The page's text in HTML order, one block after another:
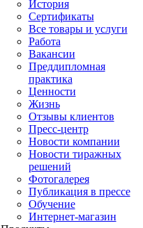
История
Сертификаты
Все товары и услуги
Работа
Вакансии
Преддипломная
практика
Ценности
Жизнь
Отзывы клиентов
Пресс-центр
Новости компании
Новости тиражных
решений
Фотогалерея
Публикация в прессе
Обучение
Интернет-магазин